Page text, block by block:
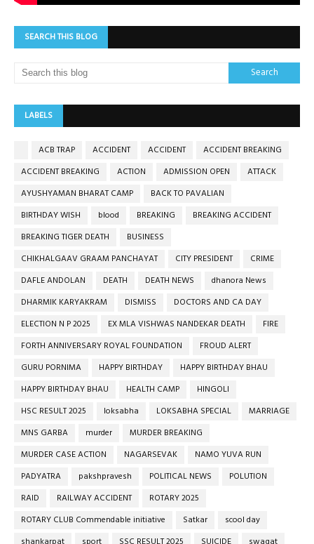
SEARCH THIS BLOG
LABELS
ACB TRAP ACCIDENT ACCIDENT
ACCIDENT BREAKING
ACCIDENT BREAKING
ACTION ADMISSION OPEN
ATTACK
AYUSHYAMAN BHARAT CAMP
BACK TO PAVALIAN
BIRTHDAY WISH
blood BREAKING
BREAKING ACCIDENT
BREAKING TIGER DEATH
BUSINESS
CHIKHALGAAV GRAAM PANCHAYAT
CITY PRESIDENT
CRIME
DAFLE ANDOLAN
DEATH DEATH NEWS
dhanora News
DHARMIK KARYAKRAM
DISMISS
DOCTORS AND CA DAY
ELECTION N P 2025
EX MLA VISHWAS NANDEKAR DEATH
FIRE
FORTH ANNIVERSARY ROYAL FOUNDATION
FROUD ALERT
GURU PORNIMA
HAPPY BIRTHDAY
HAPPY BIRTHDAY BHAU
HAPPY BIRTHDAY BHAU
HEALTH CAMP
HINGOLI
HSC RESULT 2025
loksabha LOKSABHA SPECIAL
MARRIAGE
MNS GARBA
murder
MURDER BREAKING
MURDER CASE ACTION
NAGARSEVAK
NAMO YUVA RUN
PADYATRA
pakshpravesh POLITICAL NEWS
POLUTION
RAID
RAILWAY ACCIDENT
ROTARY 2025
ROTARY CLUB Commendable initiative
Satkar
scool day